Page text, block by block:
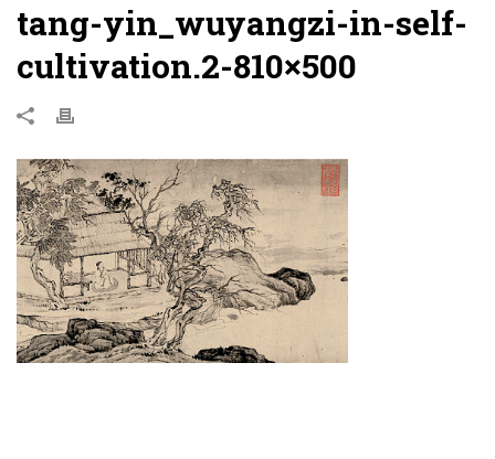
tang-yin_wuyangzi-in-self-
cultivation.2-810×500